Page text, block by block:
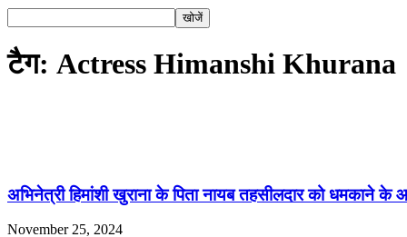
टैग: Actress Himanshi Khurana
अभिनेत्री हिमांशी खुराना के पिता नायब तहसीलदार को धमकाने के
November 25, 2024